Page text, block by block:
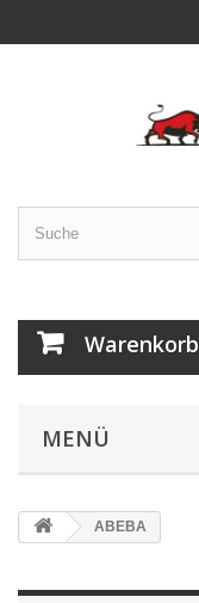
Warenkorb
MENÜ
ABEBA